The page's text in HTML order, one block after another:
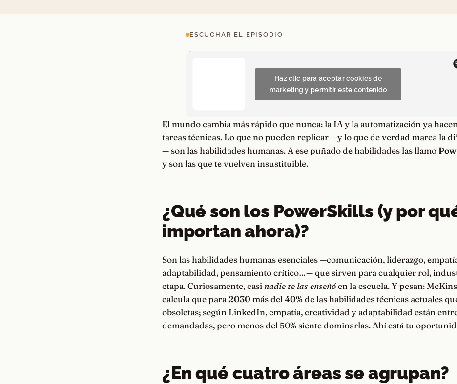
ESCUCHAR EL EPISODIO
Haz clic para aceptar cookies de
marketing y permitir este contenido
El mundo cambia más rápido que nunca: la IA y la automatización ya
tareas técnicas. Lo que no pueden replicar —y lo que de verdad marca la
— son las habilidades humanas. A ese puñado de habilidades las llamo
y son las que te vuelven insustituible.
¿Qué son los PowerSkills (y por
importan ahora)?
Son las habilidades humanas esenciales —comunicación, liderazgo,
adaptabilidad, pensamiento crítico…— que sirven para cualquier rol,
etapa. Curiosamente, casinadie te las enseñóen la escuela. Y pesan:
calcula que para2030 más del40% de las habilidades técnicas actuales
obsoletas; según LinkedIn, empatía, creatividad y adaptabilidad están
demandadas, pero menos del 50% siente dominarlas. Ahí está tu
¿En qué cuatro áreas se agrupan?